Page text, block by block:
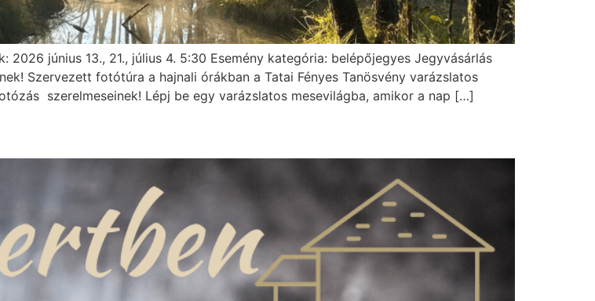
2026 június 13., 21., július 4. 5:30 Esemény kategória: belépőjegyes Jegyvásárlás
Szervezett fotótúra a hajnali órákban a Tatai Fényes Tanösvény varázslatos
szerelmeseinek! Lépj be egy varázslatos mesevilágba, amikor a nap […]